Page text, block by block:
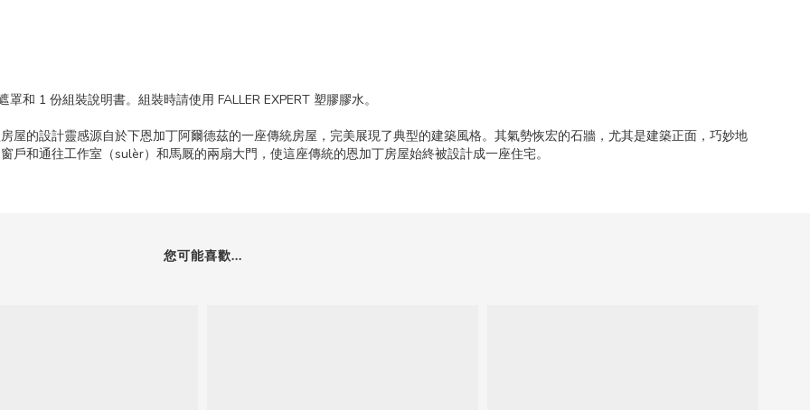
和 1 份組裝說明書。組裝時請使用 FALLER EXPERT 塑膠膠水。
屋的設計靈感源自於下恩加丁阿爾德茲的一座傳統房屋，完美展現了典型的建築風格。其氣勢恢宏的石牆，尤其是建築正面，巧妙地
和通往工作室（sulèr）和馬厩的兩扇大門，使這座傳統的恩加丁房屋始終被設計成一座住宅。
您可能喜歡...